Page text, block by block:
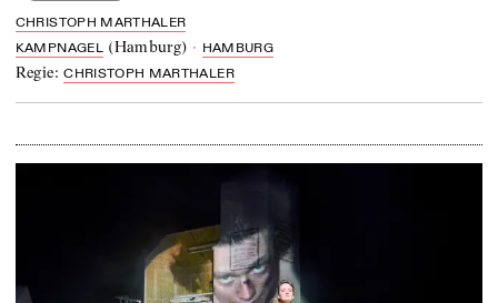
CHRISTOPH MARTHALER
KAMPNAGEL(Hamburg) · HAMBURG
Regie:CHRISTOPH MARTHALER